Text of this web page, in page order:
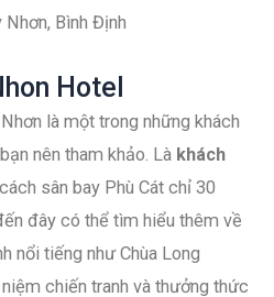
Nhơn, Bình Định
Hotel
là một trong những khách
nên tham khảo. Là khách
sân bay Phù Cát chỉ 30
đây có thể tìm hiểu thêm về
nổi tiếng như Chùa Long
chiến tranh và thưởng thức